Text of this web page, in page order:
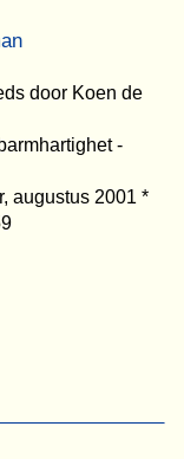
door Koen de
-
augustus 2001 *